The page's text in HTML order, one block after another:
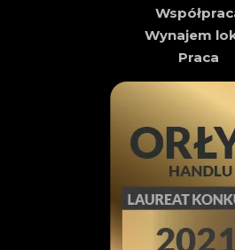
Wynajem
Praca